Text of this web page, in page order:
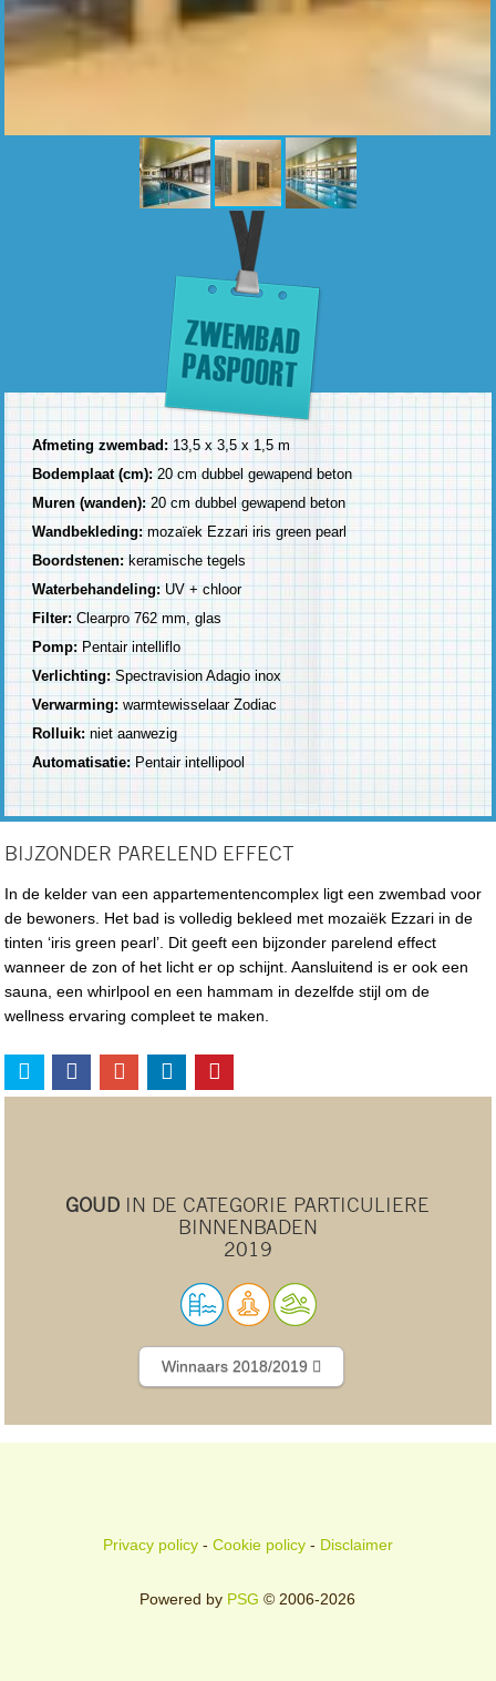
Afmeting zwembad:13,5 x 3,5 x 1,5 m
Bodemplaat (cm):20 cm dubbel gewapend beton
Muren (wanden): 20 cm dubbel gewapend beton
Wandbekleding:mozaïek Ezzari iris green pearl
Boordstenen: keramische tegels
Waterbehandeling: UV + chloor
Filter: Clearpro 762 mm, glas
Pomp: Pentair intelliflo
Verlichting: Spectravision Adagio inox
Verwarming: warmtewisselaar Zodiac
Rolluik:niet aanwezig
Automatisatie:Pentair intellipool
BIJZONDER PARELEND EFFECT
In de kelder van een appartementencomplex ligt een zwembad voor
de bewoners. Het bad is volledig bekleed met mozaiëk Ezzari in de
tinten ‘iris green pearl’. Dit geeft een bijzonder parelend effect
wanneer de zon of het licht er op schijnt. Aansluitend is er ook een
sauna, een whirlpool en een hammam in dezelfde stijl om de
wellness ervaring compleet te maken.
GOUD IN DE CATEGORIE PARTICULIERE
BINNENBADEN
2019
Winnaars 2018/2019
Privacy policy- Cookie policy- Disclaimer
Powered by PSG © 2006-2026